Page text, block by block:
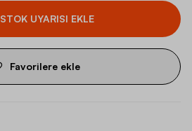
STOK UYARISI EKLE
Favorilere ekle